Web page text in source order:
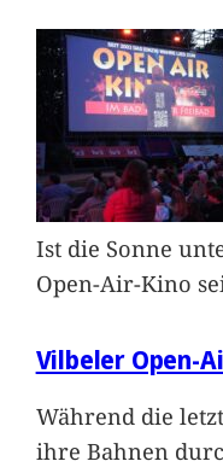
Ist die Sonne
Open-Air-Kino
Vilbeler Open-
Während die
ihre Bahnen